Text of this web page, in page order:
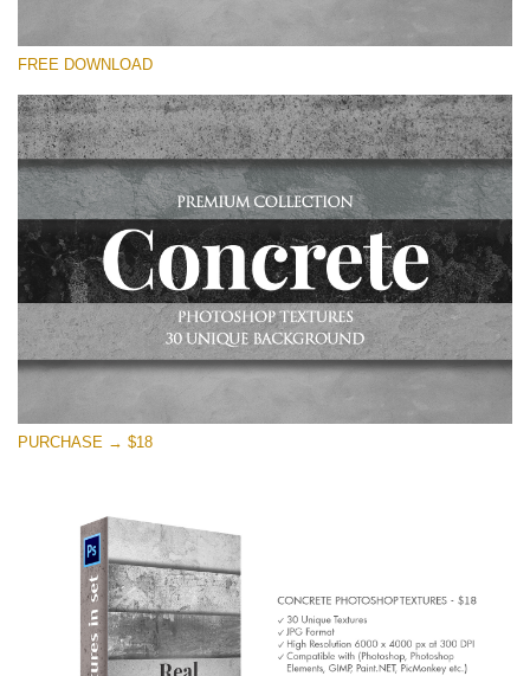
Please select
Small 800*533px
Concrete Textures
(30 Overlays)
Large 6000*4000px
Entire Collection
(1783 Overlays)
Large 6000*4000px
Free download
FREE DOWNLOAD
PURCHASE → $18